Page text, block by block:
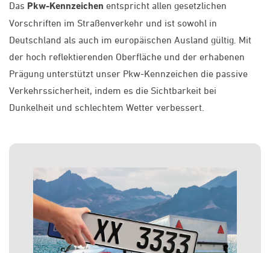
Das Pkw-Kennzeichen entspricht allen gesetzlichen
Vorschriften im Straßenverkehr und ist sowohl in
Deutschland als auch im europäischen Ausland gültig. Mit
der hoch reflektierenden Oberfläche und der erhabenen
Prägung unterstützt unser Pkw-Kennzeichen die passive
Verkehrssicherheit, indem es die Sichtbarkeit bei
Dunkelheit und schlechtem Wetter verbessert.